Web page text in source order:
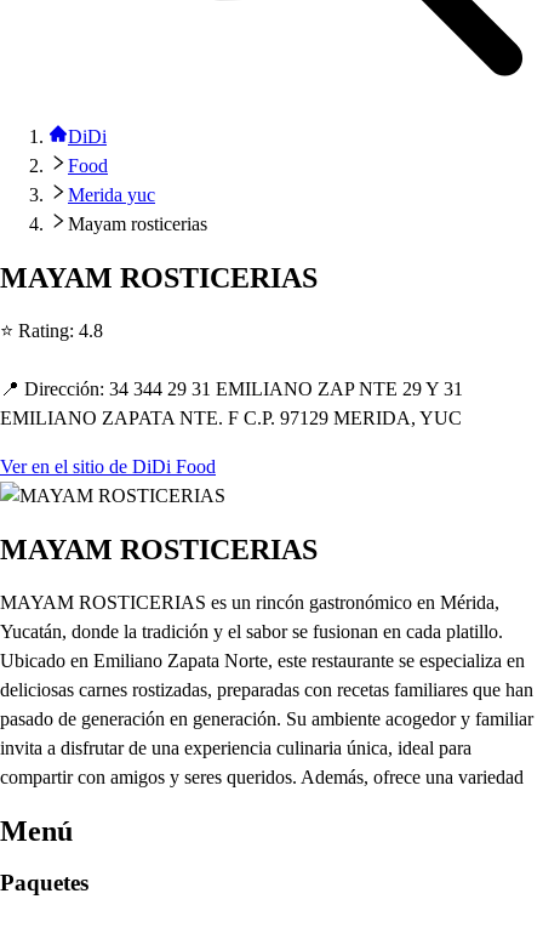
DiDi
Food
Merida yuc
Mayam rosticerias
MAYAM ROSTICERIAS
⭐ Rating: 4.8
📍 Dirección: 34 344 29 31 EMILIANO ZAP NTE 29 Y 31
EMILIANO ZAPATA NTE. F C.P. 97129 MERIDA, YUC
Ver en el sitio de DiDi Food
MAYAM ROSTICERIAS
MAYAM ROSTICERIAS es un rincón gastronómico en Mérida,
Yucatán, donde la tradición y el sabor se fusionan en cada platillo.
Ubicado en Emiliano Zapata Norte, este restaurante se especializa en
deliciosas carnes rostizadas, preparadas con recetas familiares que han
pasado de generación en generación. Su ambiente acogedor y familiar
invita a disfrutar de una experiencia culinaria única, ideal para
compartir con amigos y seres queridos. Además, ofrece una variedad
Menú
Paquetes